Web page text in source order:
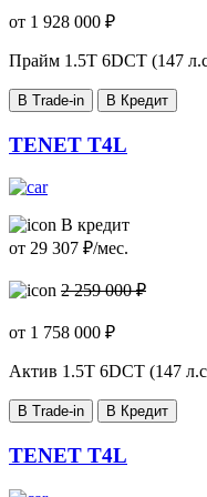
от 1 928 000 ₽
Прайм 1.5T 6DCT (147
В Trade-in В Кредит
TENET T4L
В кредит
от 29 307 ₽/мес.
2 259 000 ₽
от 1 758 000 ₽
Актив 1.5T 6DCT (147
В Trade-in В Кредит
TENET T4L